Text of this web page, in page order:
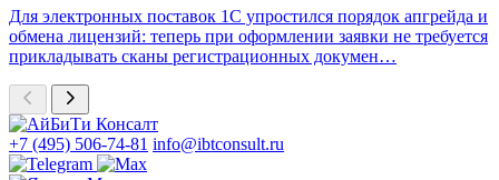
Для электронных поставок 1С упростился порядок апгрейда и
обмена лицензий: теперь при оформлении заявки не требуется
прикладывать сканы регистрационных докумен…
+7 (495) 506-74-81 info@ibtconsult.ru